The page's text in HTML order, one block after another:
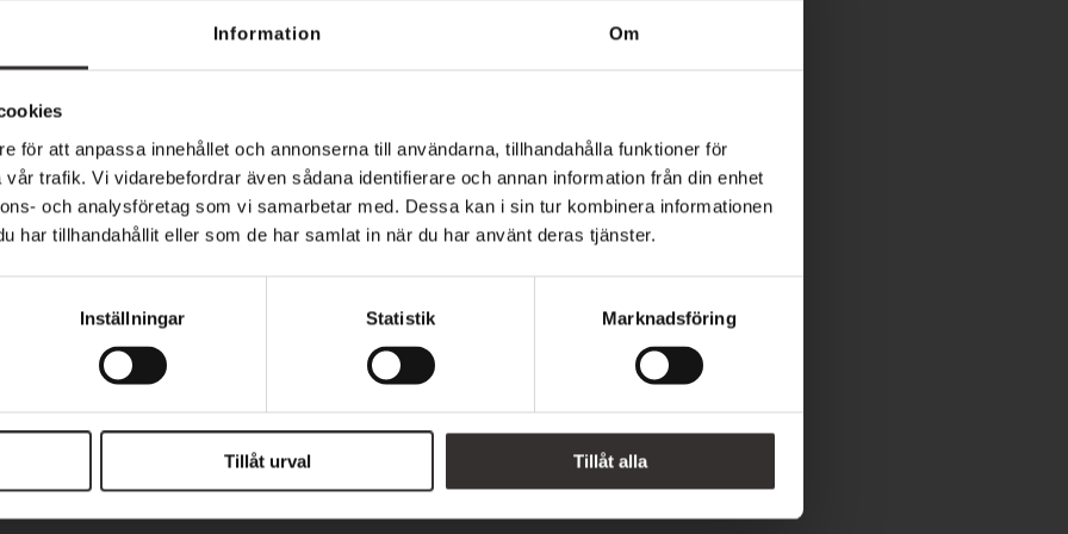
Information Om
för att anpassa innehållet och annonserna till användarna, tillhandahålla funktioner för
trafik. Vi vidarebefordrar även sådana identifierare och annan information från din enhet
och analysföretag som vi samarbetar med. Dessa kan i sin tur kombinera informationen
har tillhandahållit eller som de har samlat in när du har använt deras tjänster.
Inställningar Statistik Marknadsföring
Tillåt urval Tillåt alla
parma
och härlig stämning! Ta med familj, vänner eller
på en god kvällens rätt och ett underhållande
serverar vi kvällens rätt. Perfekt för en
– lett av den rutinerade och uppskattade quizledaren
tävla om fina vinster!